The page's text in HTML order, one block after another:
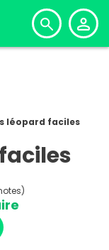
léopard faciles